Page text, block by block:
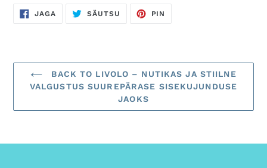
JAGA JAGA
FACEBOOKIS
SÄUTSU SÄUTSU
TWITTERIS
PIN
BACK TO LIVOLO – NUTIKAS JA STIILNE
VALGUSTUS SUUREPÄRASE SISEKUJUNDUSE
JAOKS